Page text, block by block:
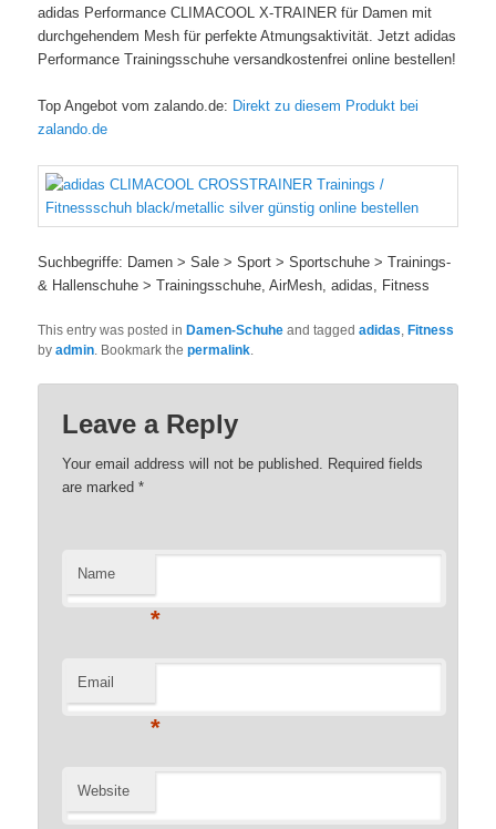
adidas Performance CLIMACOOL X-TRAINER für Damen mit
durchgehendem Mesh für perfekte Atmungsaktivität. Jetzt adidas
Performance Trainingsschuhe versandkostenfrei online bestellen!
Top Angebot vom zalando.de: Direkt zu diesem Produkt bei
zalando.de
Suchbegriffe: Damen > Sale > Sport > Sportschuhe > Trainings-
& Hallenschuhe > Trainingsschuhe, AirMesh, adidas, Fitness
This entry was posted inDamen-Schuhe and taggedadidas,Fitness
byadmin. Bookmark thepermalink.
Leave a Reply
Your email address will not be published. Required fields
are marked*
Name
*
Email
*
Website